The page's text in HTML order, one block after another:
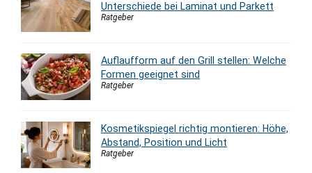
Unterschiede bei Laminat und Parkett
Ratgeber
Auflaufform auf den Grill stellen: Welche
Formen geeignet sind
Ratgeber
Kosmetikspiegel richtig montieren: Höhe,
Abstand, Position und Licht
Ratgeber